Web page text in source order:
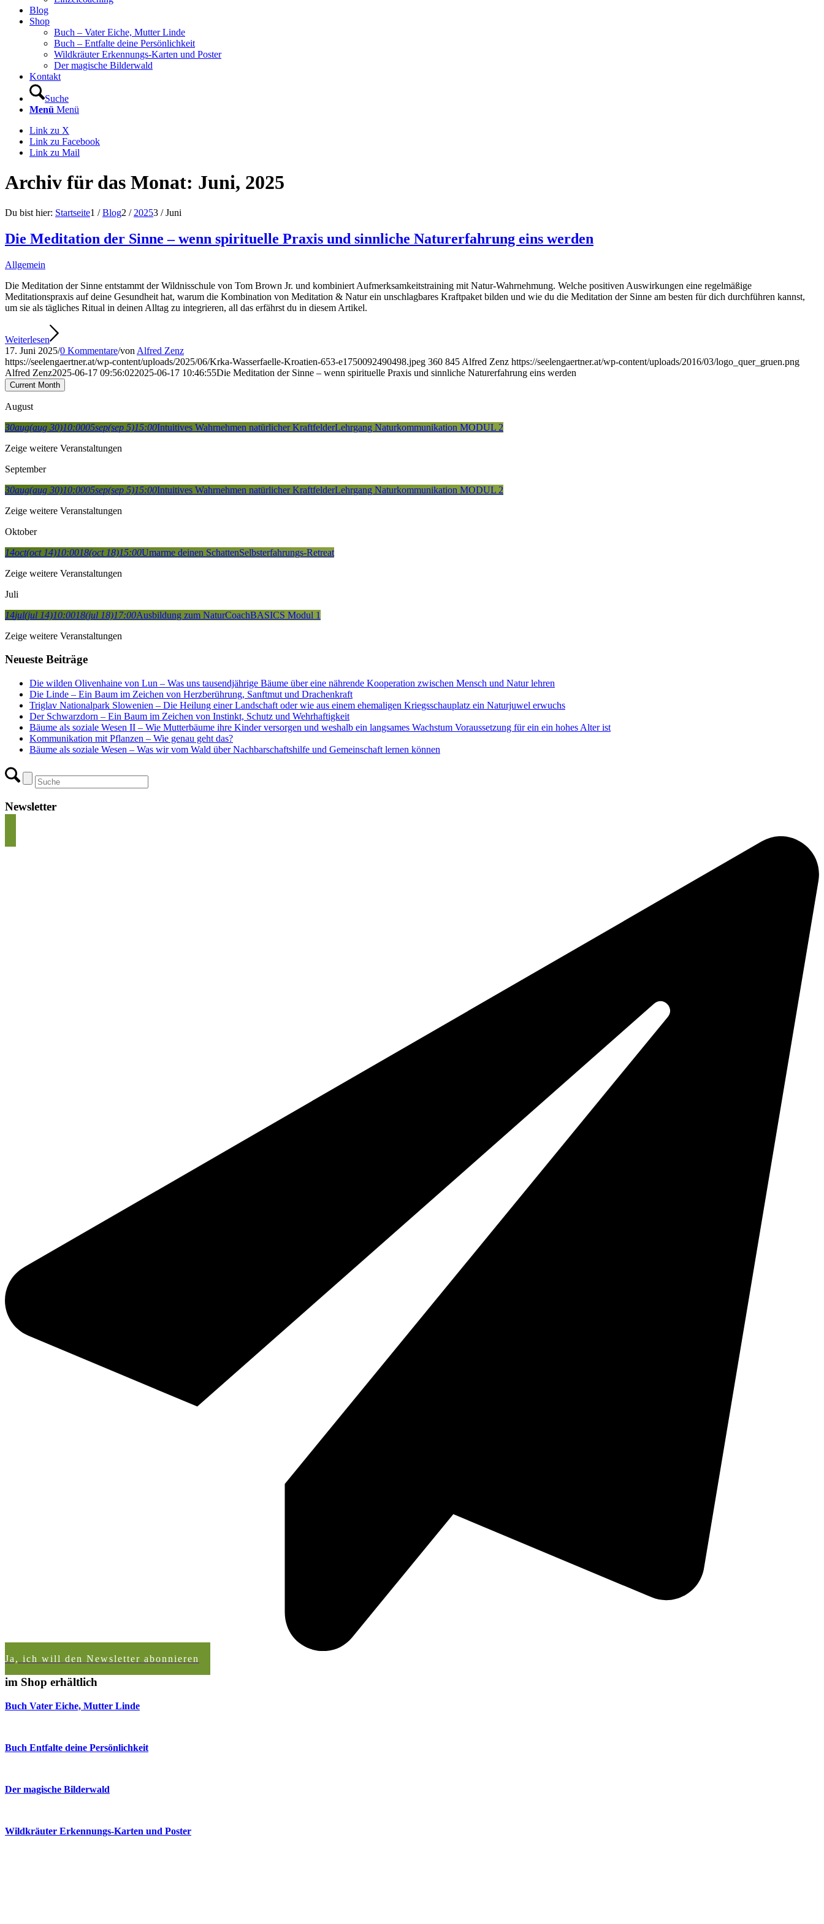
Blog
Shop
Buch – Vater Eiche, Mutter Linde
Buch – Entfalte deine Persönlichkeit
Wildkräuter Erkennungs-Karten und Poster
Der magische Bilderwald
Kontakt
Suche
Menü Menü
Link zu X
Link zu Facebook
Link zu Mail
Archiv für das Monat: Juni, 2025
Du bist hier: Startseite1 / Blog2 / 20253 / Juni
Die Meditation der Sinne – wenn spirituelle Praxis und sinnliche Naturerfahrung eins werden
Allgemein
Die Meditation der Sinne entstammt der Wildnisschule von Tom Brown Jr. und kombiniert Aufmerksamkeitstraining mit Natur-Wahrnehmung. Welche positiven Auswirkungen eine regelmäßige
Meditationspraxis auf deine Gesundheit hat, warum die Kombination von Meditation & Natur ein unschlagbares Kraftpaket bilden und wie du die Meditation der Sinne am besten für dich durchführen kannst,
um sie als tägliches Ritual in deinen Alltag zu integrieren, all das erfährst du in diesem Artikel.
Weiterlesen
17. Juni 2025/0 Kommentare/von Alfred Zenz
https://seelengaertner.at/wp-content/uploads/2025/06/Krka-Wasserfaelle-Kroatien-653-e1750092490498.jpeg 360 845 Alfred Zenz https://seelengaertner.at/wp-content/uploads/2016/03/logo_quer_gruen.png
Alfred Zenz2025-06-17 09:56:022025-06-17 10:46:55Die Meditation der Sinne – wenn spirituelle Praxis und sinnliche Naturerfahrung eins werden
Current Month
August
30aug(aug 30)10:0005sep(sep 5)15:00Intuitives Wahrnehmen natürlicher KraftfelderLehrgang Naturkommunikation MODUL 2
Zeige weitere Veranstaltungen
September
30aug(aug 30)10:0005sep(sep 5)15:00Intuitives Wahrnehmen natürlicher KraftfelderLehrgang Naturkommunikation MODUL 2
Zeige weitere Veranstaltungen
Oktober
14oct(oct 14)10:0018(oct 18)15:00Umarme deinen SchattenSelbsterfahrungs-Retreat
Zeige weitere Veranstaltungen
Juli
14jul(jul 14)10:0018(jul 18)17:00Ausbildung zum NaturCoachBASICS Modul 1
Zeige weitere Veranstaltungen
Neueste Beiträge
Die wilden Olivenhaine von Lun – Was uns tausendjährige Bäume über eine nährende Kooperation zwischen Mensch und Natur lehren
Die Linde – Ein Baum im Zeichen von Herzberührung, Sanftmut und Drachenkraft
Triglav Nationalpark Slowenien – Die Heilung einer Landschaft oder wie aus einem ehemaligen Kriegsschauplatz ein Naturjuwel erwuchs
Der Schwarzdorn – Ein Baum im Zeichen von Instinkt, Schutz und Wehrhaftigkeit
Bäume als soziale Wesen II – Wie Mutterbäume ihre Kinder versorgen und weshalb ein langsames Wachstum Voraussetzung für ein ein hohes Alter ist
Kommunikation mit Pflanzen – Wie genau geht das?
Bäume als soziale Wesen – Was wir vom Wald über Nachbarschaftshilfe und Gemeinschaft lernen können
Newsletter
Ja, ich will den Newsletter abonnieren
im Shop erhältlich
Buch Vater Eiche, Mutter Linde
Buch Entfalte deine Persönlichkeit
Der magische Bilderwald
Wildkräuter Erkennungs-Karten und Poster